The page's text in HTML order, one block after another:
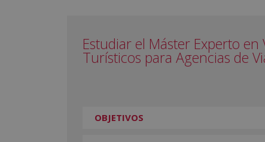
Estudiar el Máster Experto
Turísticos para Agencias de
OBJETIVOS